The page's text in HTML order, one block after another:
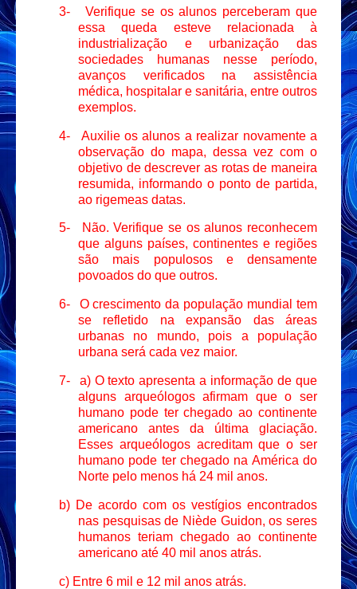
3-
Verifique se os alunos perceberam que
essa queda esteve relacionada à
industrialização e urbanização das
sociedades humanas nesse período,
avanços verificados na assistência
médica, hospitalar e sanitária, entre outros
exemplos.
4-
Auxilie os alunos a realizar novamente a
observação do mapa, dessa vez com o
objetivo de descrever as rotas de maneira
resumida, informando o ponto de partida,
ao rigemeas datas.
5-
Não. Verifique se os alunos reconhecem
que alguns países, continentes e regiões
são mais populosos e densamente
povoados do que outros.
6-
O crescimento da população mundial tem
se refletido na expansão das áreas
urbanas no mundo, pois a população
urbana será cada vez maior.
7-
a) O texto apresenta a informação de que
alguns arqueólogos afirmam que o ser
humano pode ter chegado ao continente
americano antes da última glaciação.
Esses arqueólogos acreditam que o ser
humano pode ter chegado na América do
Norte pelo menos há 24 mil anos.
b) De acordo com os vestígios encontrados
nas pesquisas de Niède Guidon, os seres
humanos teriam chegado ao continente
americano até 40 mil anos atrás.
c) Entre 6 mil e 12 mil anos atrás.